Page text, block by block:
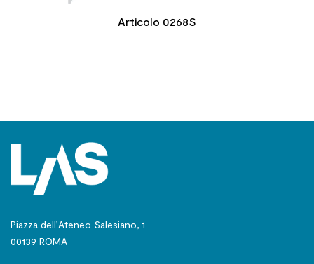
Articolo 0268S
Piazza dell’Ateneo Salesiano, 1
00139 ROMA